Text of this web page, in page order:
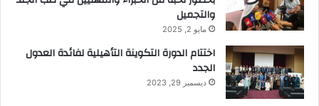
والتجميل
مايو 2, 2025
اختتام الدورة التكوينة التأهيلية لفائدة العدول
الجدد
ديسمبر 29, 2023